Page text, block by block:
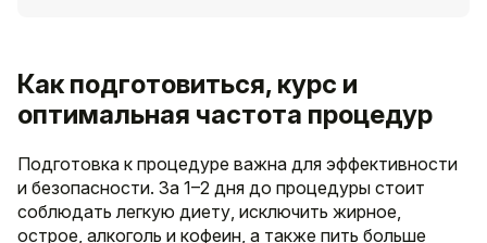
Как подготовиться, курс и
оптимальная частота процедур
Подготовка к процедуре важна для эффективности
и безопасности. За 1–2 дня до процедуры стоит
соблюдать легкую диету, исключить жирное,
острое, алкоголь и кофеин, а также пить больше